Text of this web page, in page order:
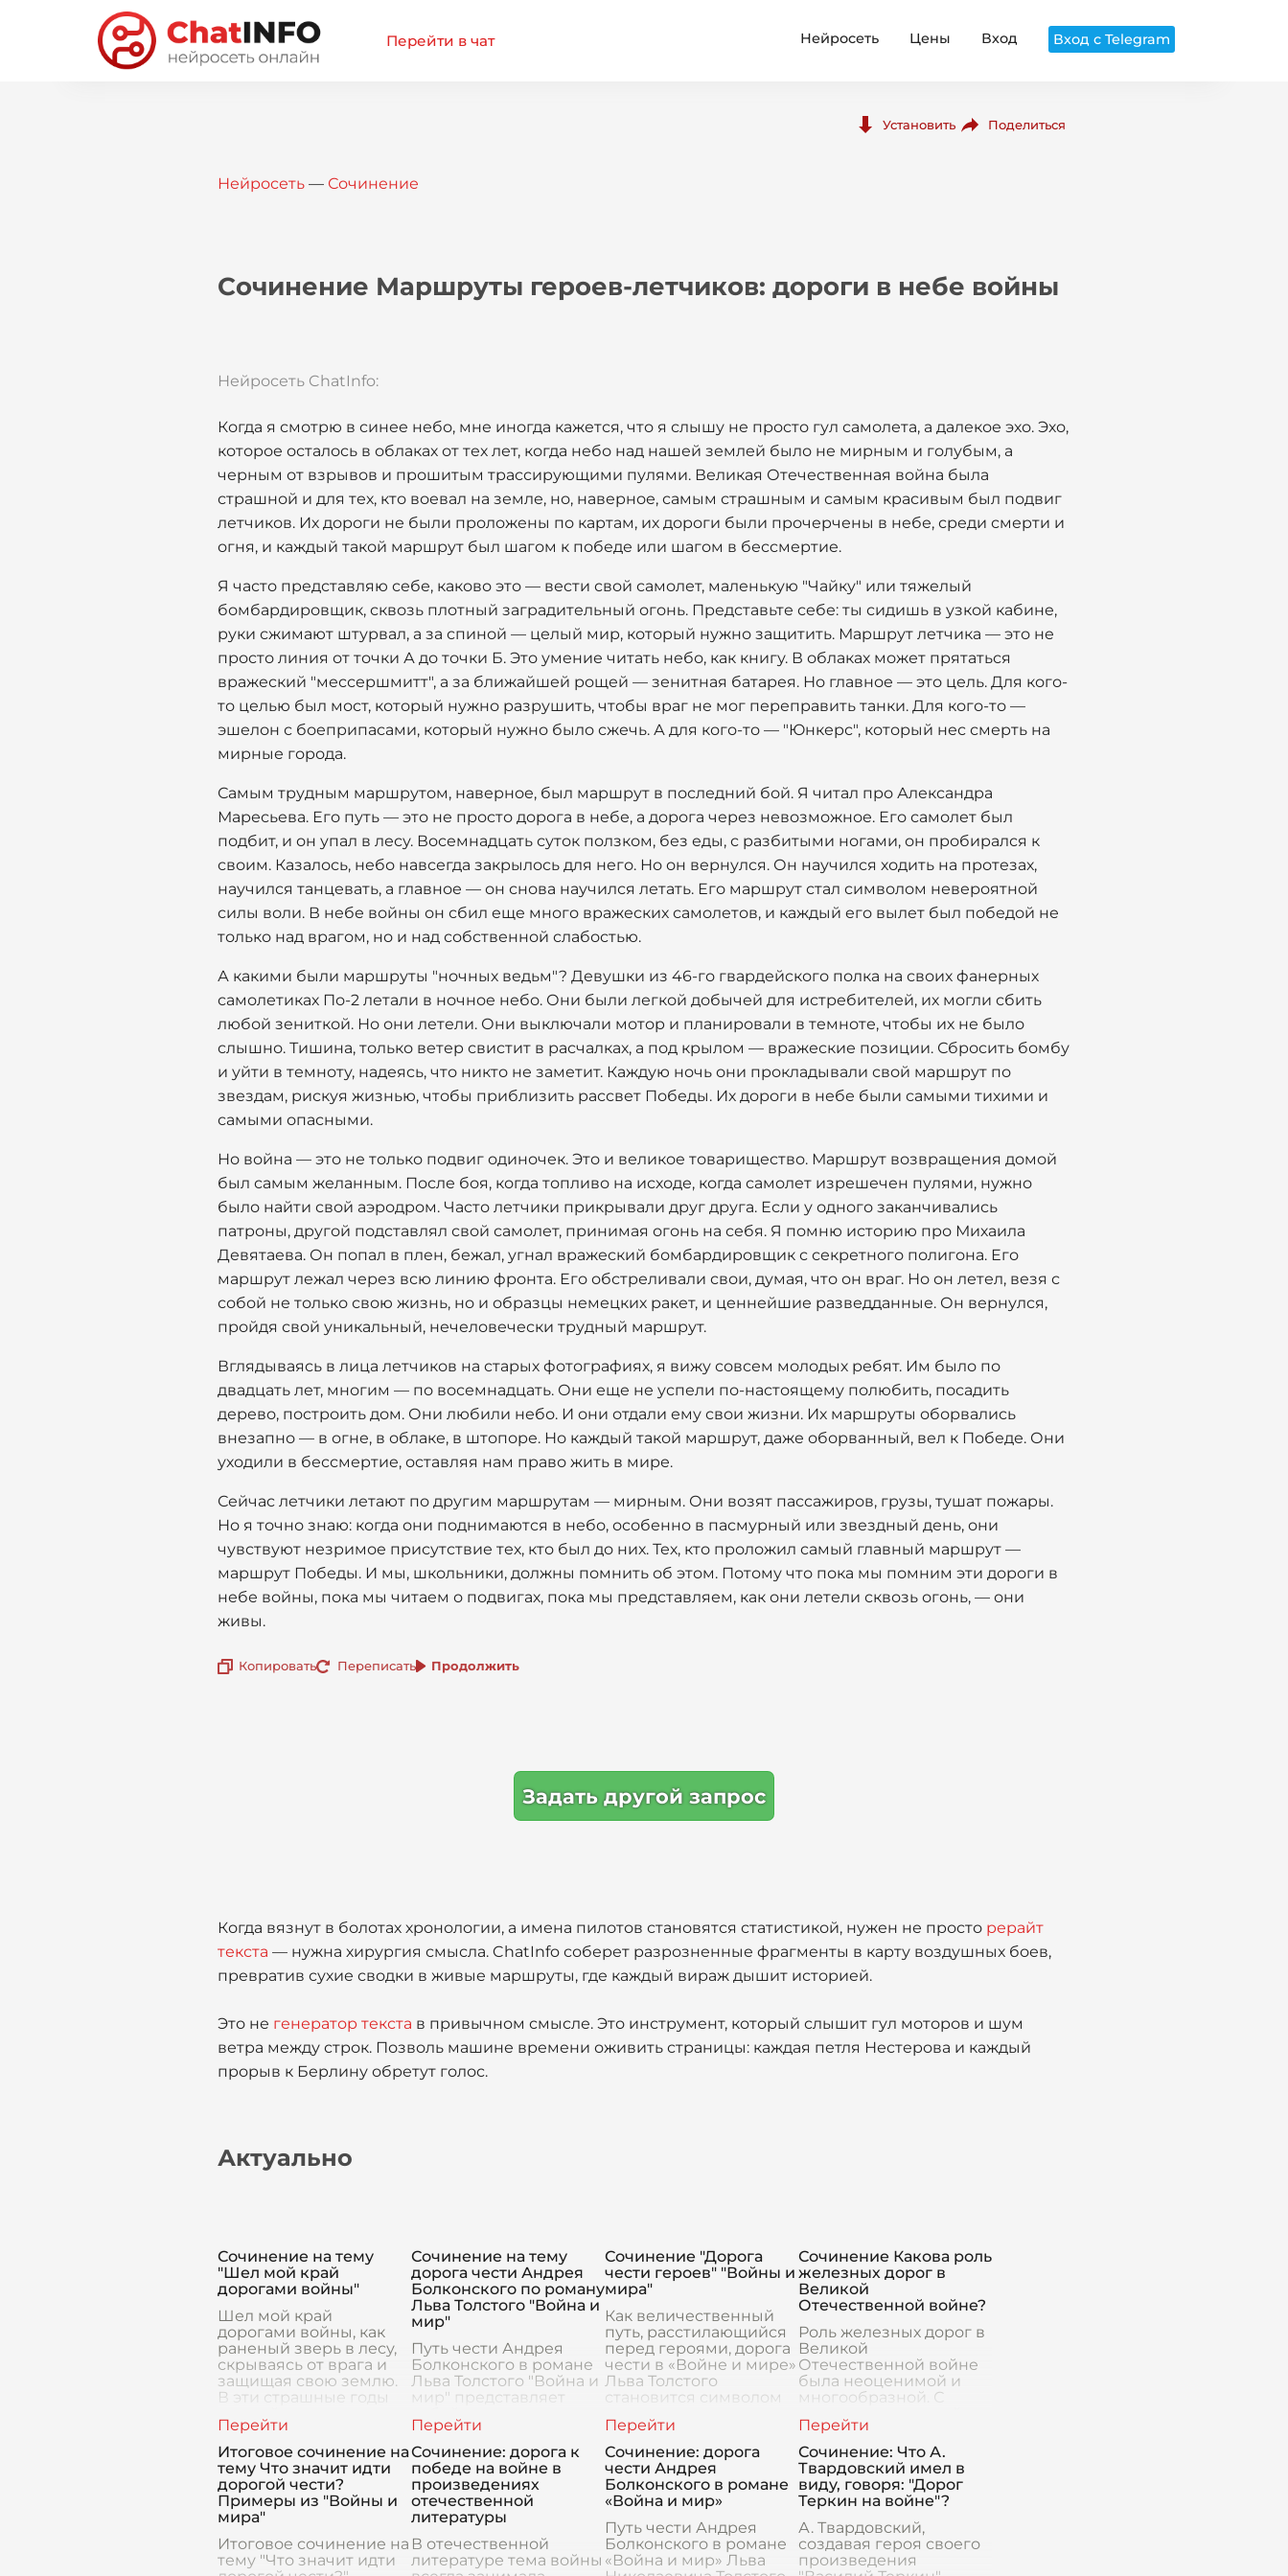
Перейти в чат Нейросеть Цены Вход Вход с Telegram
Установить Поделиться
Нейросеть — Сочинение
Сочинение Маршруты героев-летчиков: дороги в небе войны
Нейросеть ChatInfo:
Когда я смотрю в синее небо, мне иногда кажется, что я слышу не просто гул самолета, а далекое эхо. Эхо,
которое осталось в облаках от тех лет, когда небо над нашей землей было не мирным и голубым, а
черным от взрывов и прошитым трассирующими пулями. Великая Отечественная война была
страшной и для тех, кто воевал на земле, но, наверное, самым страшным и самым красивым был подвиг
летчиков. Их дороги не были проложены по картам, их дороги были прочерчены в небе, среди смерти и
огня, и каждый такой маршрут был шагом к победе или шагом в бессмертие.
Я часто представляю себе, каково это — вести свой самолет, маленькую "Чайку" или тяжелый
бомбардировщик, сквозь плотный заградительный огонь. Представьте себе: ты сидишь в узкой кабине,
руки сжимают штурвал, а за спиной — целый мир, который нужно защитить. Маршрут летчика — это не
просто линия от точки А до точки Б. Это умение читать небо, как книгу. В облаках может прятаться
вражеский "мессершмитт", а за ближайшей рощей — зенитная батарея. Но главное — это цель. Для кого-
то целью был мост, который нужно разрушить, чтобы враг не мог переправить танки. Для кого-то —
эшелон с боеприпасами, который нужно было сжечь. А для кого-то — "Юнкерс", который нес смерть на
мирные города.
Самым трудным маршрутом, наверное, был маршрут в последний бой. Я читал про Александра
Маресьева. Его путь — это не просто дорога в небе, а дорога через невозможное. Его самолет был
подбит, и он упал в лесу. Восемнадцать суток ползком, без еды, с разбитыми ногами, он пробирался к
своим. Казалось, небо навсегда закрылось для него. Но он вернулся. Он научился ходить на протезах,
научился танцевать, а главное — он снова научился летать. Его маршрут стал символом невероятной
силы воли. В небе войны он сбил еще много вражеских самолетов, и каждый его вылет был победой не
только над врагом, но и над собственной слабостью.
А какими были маршруты "ночных ведьм"? Девушки из 46-го гвардейского полка на своих фанерных
самолетиках По-2 летали в ночное небо. Они были легкой добычей для истребителей, их могли сбить
любой зениткой. Но они летели. Они выключали мотор и планировали в темноте, чтобы их не было
слышно. Тишина, только ветер свистит в расчалках, а под крылом — вражеские позиции. Сбросить бомбу
и уйти в темноту, надеясь, что никто не заметит. Каждую ночь они прокладывали свой маршрут по
звездам, рискуя жизнью, чтобы приблизить рассвет Победы. Их дороги в небе были самыми тихими и
самыми опасными.
Но война — это не только подвиг одиночек. Это и великое товарищество. Маршрут возвращения домой
был самым желанным. После боя, когда топливо на исходе, когда самолет изрешечен пулями, нужно
было найти свой аэродром. Часто летчики прикрывали друг друга. Если у одного заканчивались
патроны, другой подставлял свой самолет, принимая огонь на себя. Я помню историю про Михаила
Девятаева. Он попал в плен, бежал, угнал вражеский бомбардировщик с секретного полигона. Его
маршрут лежал через всю линию фронта. Его обстреливали свои, думая, что он враг. Но он летел, везя с
собой не только свою жизнь, но и образцы немецких ракет, и ценнейшие разведданные. Он вернулся,
пройдя свой уникальный, нечеловечески трудный маршрут.
Вглядываясь в лица летчиков на старых фотографиях, я вижу совсем молодых ребят. Им было по
двадцать лет, многим — по восемнадцать. Они еще не успели по-настоящему полюбить, посадить
дерево, построить дом. Они любили небо. И они отдали ему свои жизни. Их маршруты оборвались
внезапно — в огне, в облаке, в штопоре. Но каждый такой маршрут, даже оборванный, вел к Победе. Они
уходили в бессмертие, оставляя нам право жить в мире.
Сейчас летчики летают по другим маршрутам — мирным. Они возят пассажиров, грузы, тушат пожары.
Но я точно знаю: когда они поднимаются в небо, особенно в пасмурный или звездный день, они
чувствуют незримое присутствие тех, кто был до них. Тех, кто проложил самый главный маршрут —
маршрут Победы. И мы, школьники, должны помнить об этом. Потому что пока мы помним эти дороги в
небе войны, пока мы читаем о подвигах, пока мы представляем, как они летели сквозь огонь, — они
живы.
Копировать Переписать Продолжить
Задать другой запрос
Когда вязнут в болотах хронологии, а имена пилотов становятся статистикой, нужен не просто рерайт
текста — нужна хирургия смысла. ChatInfo соберет разрозненные фрагменты в карту воздушных боев,
превратив сухие сводки в живые маршруты, где каждый вираж дышит историей.
Это не генератор текста в привычном смысле. Это инструмент, который слышит гул моторов и шум
ветра между строк. Позволь машине времени оживить страницы: каждая петля Нестерова и каждый
прорыв к Берлину обретут голос.
Актуально
Сочинение на тему
"Шел мой край
дорогами войны"
Шел мой край
дорогами войны, как
раненый зверь в лесу,
скрываясь от врага и
защищая свою землю.
В эти страшные годы
чувствовался как
вечность, и каждый шаг
мог оказатьс
Сочинение на тему
дорога чести Андрея
Болконского по роману
Льва Толстого "Война и
мир"
Путь чести Андрея
Болконского в романе
Льва Толстого "Война и
мир" представляет
центральных мотивов
произведения,
который охватывает
судьбу героя и его
внутренние тра
Сочинение "Дорога
чести героев" "Войны и
мира"
Как величественный
путь, расстилающийся
перед героями, дорога
чести в «Войне и мире»
Льва Толстого
становится символом
событий, но и
внутреннего развития
чел
Сочинение Какова роль
железных дорог в
Великой
Отечественной войне?
Роль железных дорог в
Великой
Отечественной войне
была неоценимой и
многообразной. С
железные дороги стали
основной артерией,
обеспечивающей
передвижение войск
Итоговое сочинение на
тему Что значит идти
дорогой чести?
Примеры из "Войны и
мира"
Итоговое сочинение на
тему "Что значит идти
Сочинение: дорога к
победе на войне в
произведениях
отечественной
литературы
В отечественной
литературе тема войны
Сочинение: дорога
чести Андрея
Болконского в романе
«Война и мир»
Путь чести Андрея
Болконского в романе
«Война и мир» Льва
Сочинение: Что А.
Твардовский имел в
виду, говоря: "Дорог
Теркин на войне"?
А. Твардовский,
создавая героя своего
произведения